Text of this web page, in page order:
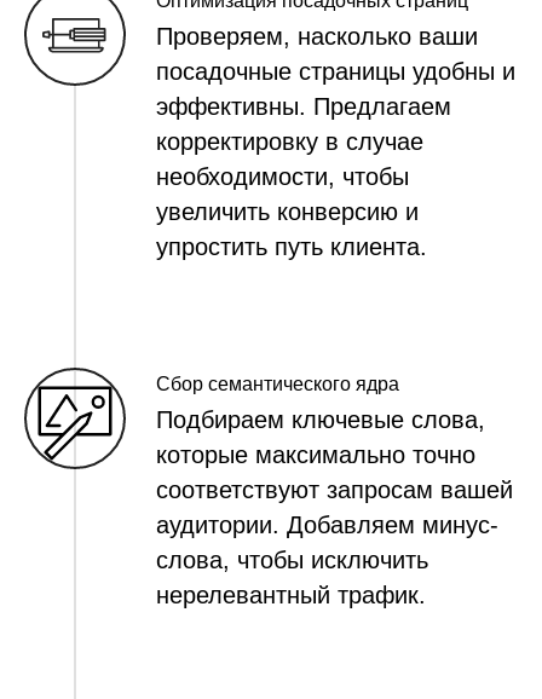
Проверяем, насколько ваши
посадочные страницы удобны и
эффективны. Предлагаем
корректировку в случае
необходимости, чтобы
увеличить конверсию и
упростить путь клиента.
Сбор семантического ядра
Подбираем ключевые слова,
которые максимально точно
соответствуют запросам вашей
аудитории. Добавляем минус-
слова, чтобы исключить
нерелевантный трафик.